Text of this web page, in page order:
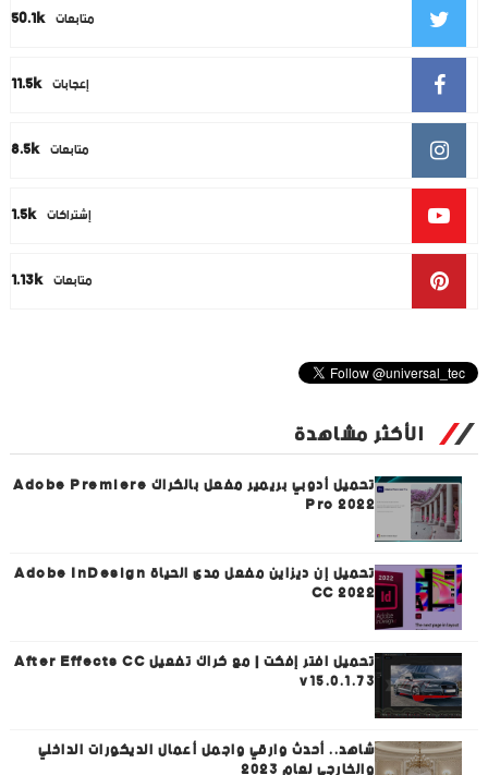
50.1k متابعات
11.5k إعجابات
8.5k متابعات
1.5k إشتراكات
1.13k متابعات
الأكثر مشاهدة
تحميل أدوبي بريمير مفعل بالكراك Adobe Premiere
Pro 2022
تحميل إن ديزاين مفعل مدى الحياة Adobe InDesign
CC 2022
تحميل افتر إفكت | مع كراك تفعيل After Effects CC
v15.0.1.73
شاهد.. أحدث وارقي واجمل أعمال الديكورات الداخلي